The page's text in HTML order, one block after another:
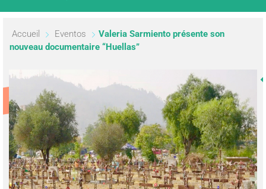
Accueil Eventos
Valeria Sarmiento présente son
nouveau documentaire “Huellas”